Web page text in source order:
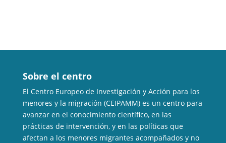
Sobre el centro
El Centro Europeo de Investigación y Acción para los
menores y la migración (CEIPAMM) es un centro para
avanzar en el conocimiento científico, en las
prácticas de intervención, y en las políticas que
afectan a los menores migrantes acompañados y no